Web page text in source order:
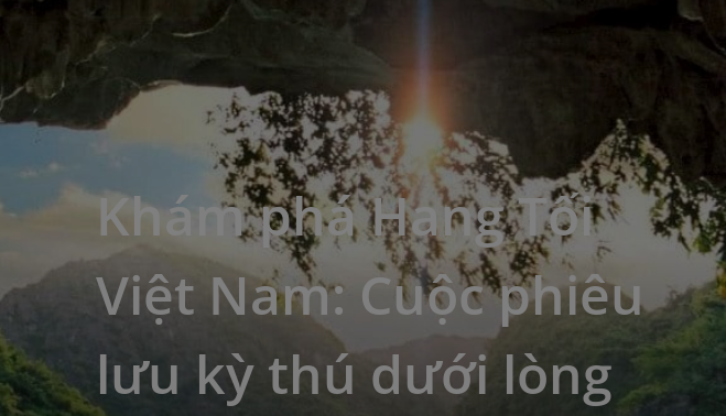
Khám phá Hang Tối
Việt Nam: Cuộc phiêu
lưu kỳ thú dưới lòng